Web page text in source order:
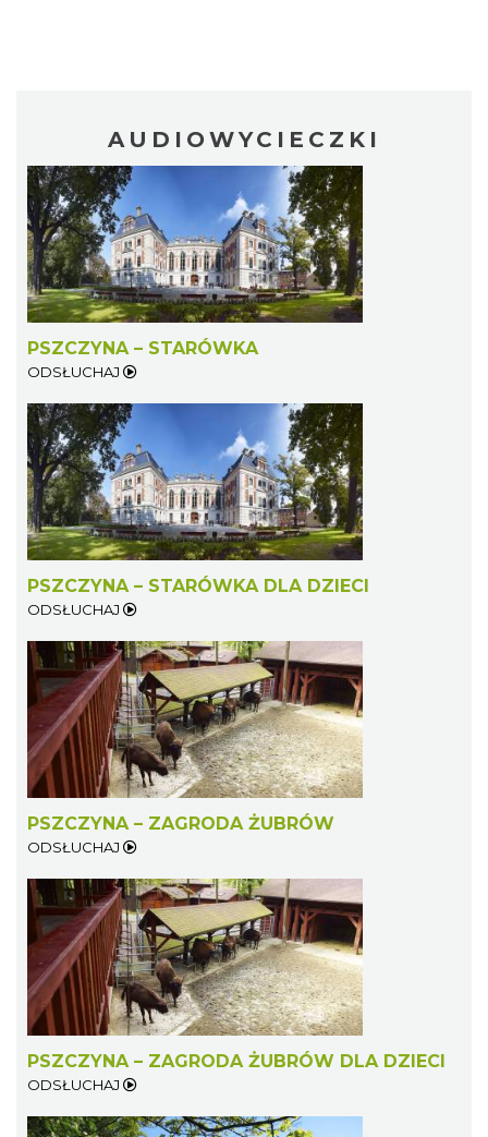
AUDIOWYCIECZKI
PSZCZYNA – STARÓWKA
ODSŁUCHAJ
PSZCZYNA – STARÓWKA DLA DZIECI
ODSŁUCHAJ
PSZCZYNA – ZAGRODA ŻUBRÓW
ODSŁUCHAJ
PSZCZYNA – ZAGRODA ŻUBRÓW DLA DZIECI
ODSŁUCHAJ